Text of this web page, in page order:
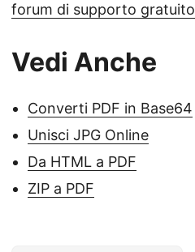
forum di supporto gratuito
Vedi Anche
Converti PDF in Base64
Unisci JPG Online
Da HTML a PDF
ZIP a PDF